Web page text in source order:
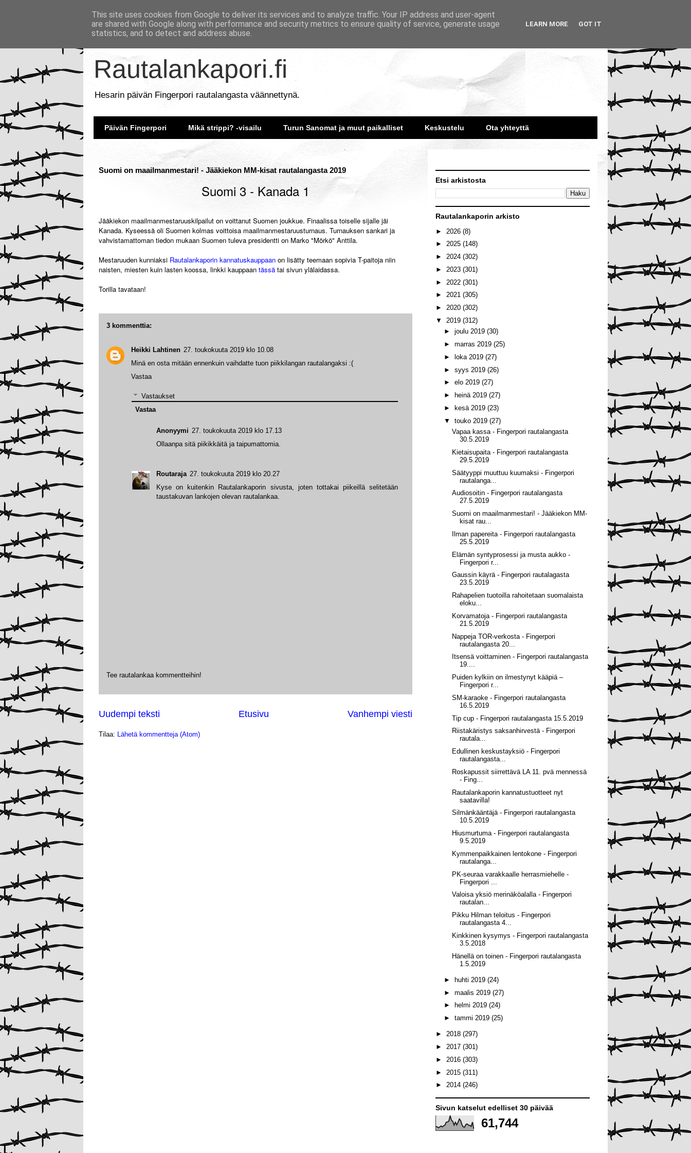
Rautalankapori.fi
Hesarin päivän Fingerpori rautalangasta väännettynä.
Päivän Fingerpori Mikä strippi? -visailu Turun Sanomat ja muut paikalliset Keskustelu Ota yhteyttä
Suomi on maailmanmestari! - Jääkiekon MM-kisat rautalangasta 2019
Suomi 3 - Kanada 1
Jääkiekon maailmanmestaruuskilpailut on voittanut Suomen joukkue. Finaalissa toiselle sijalle jäi
Kanada. Kyseessä oli Suomen kolmas voittoisa maailmanmestaruusturnaus. Turnauksen sankari ja
vahvistamattoman tiedon mukaan Suomen tuleva presidentti on Marko "Mörkö" Anttila.
Mestaruuden kunniaksi Rautalankaporin kannatuskauppaan on lisätty teemaan sopivia T-paitoja niin
naisten, miesten kuin lasten koossa, linkki kauppaan tässä tai sivun ylälaidassa.
Torilla tavataan!
3 kommenttia:
Heikki Lahtinen 27. toukokuuta 2019 klo 10.08
Minä en osta mitään ennenkuin vaihdatte tuon piikkilangan rautalangaksi :(
Vastaa
Vastaukset
Anonyymi 27. toukokuuta 2019 klo 17.13
Ollaanpa sitä piikikkäitä ja taipumattomia.
Routaraja 27. toukokuuta 2019 klo 20.27
Kyse on kuitenkin Rautalankaporin sivusta, joten tottakai piikeillä selitetään
taustakuvan lankojen olevan rautalankaa.
Vastaa
Tee rautalankaa kommentteihin!
Uudempi teksti Vanhempi viesti
Etusivu
Tilaa: Lähetä kommentteja (Atom)
Etsi arkistosta
Rautalankaporin arkisto
► 2026 (8)
► 2025 (148)
► 2024 (302)
► 2023 (301)
► 2022 (301)
► 2021 (305)
► 2020 (302)
▼ 2019 (312)
► joulu 2019 (30)
► marras 2019 (25)
►
loka 2019 (27)
► syys 2019 (26)
► elo 2019 (27)
►
heinä 2019 (27)
►
kesä 2019 (23)
▼ touko 2019 (27)
Vapaa kassa - Fingerpori rautalangasta
30.5.2019
Kietaisupaita - Fingerpori rautalangasta
29.5.2019
Säätyyppi muuttuu kuumaksi - Fingerpori
rautalanga...
Audiosoitin - Fingerpori rautalangasta
27.5.2019
Suomi on maailmanmestari! - Jääkiekon MM-
kisat rau...
Ilman papereita - Fingerpori rautalangasta
25.5.2019
Elämän syntyprosessi ja musta aukko -
Fingerpori r...
Gaussin käyrä - Fingerpori rautalagasta
23.5.2019
Rahapelien tuotoilla rahoitetaan suomalaista
eloku...
Korvamatoja - Fingerpori rautalangasta
21.5.2019
Nappeja TOR-verkosta - Fingerpori
rautalangasta 20...
Itsensä voittaminen - Fingerpori rautalangasta
19....
Puiden kylkiin on ilmestynyt kääpiä –
Fingerpori r...
SM-karaoke - Fingerpori rautalangasta
16.5.2019
Tip cup - Fingerpori rautalangasta 15.5.2019
Riistakäristys saksanhirvestä - Fingerpori
rautala...
Edullinen keskustayksiö - Fingerpori
rautalangasta...
Roskapussit siirrettävä LA 11. pvä mennessä
- Fing...
Rautalankaporin kannatustuotteet nyt
saatavilla!
Silmänkääntäjä - Fingerpori rautalangasta
10.5.2019
Hiusmurtuma - Fingerpori rautalangasta
9.5.2019
Kymmenpaikkainen lentokone - Fingerpori
rautalanga...
PK-seuraa varakkaalle herrasmiehelle -
Fingerpori ...
Valoisa yksiö merinäköalalla - Fingerpori
rautalan...
Pikku Hilman teloitus - Fingerpori
rautalangasta 4...
Kinkkinen kysymys - Fingerpori rautalangasta
3.5.2018
Hänellä on toinen - Fingerpori rautalangasta
1.5.2019
► huhti 2019 (24)
► maalis 2019 (27)
►
helmi 2019 (24)
► tammi 2019 (25)
► 2018 (297)
► 2017 (301)
► 2016 (303)
► 2015 (311)
► 2014 (246)
Sivun katselut edelliset 30 päivää
61,744
This site uses cookies from Google to deliver its services and to analyze traffic. Your IP address and user-agent
are shared with Google along with performance and security metrics to ensure quality of service, generate usage
statistics, and to detect and address abuse.
LEARN MORE GOT IT